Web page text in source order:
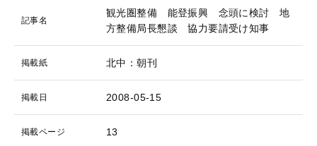
記事名
観光圏整備 能登振興 念頭に検討 地
方整備局長懇談 協力要請受け知事
掲載紙 北中：朝刊
掲載日 2008-05-15
掲載ページ 13